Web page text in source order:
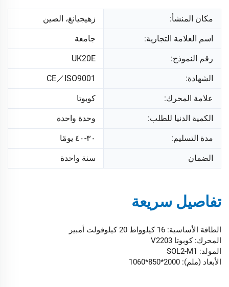
مكان المنشأ: زهيجيانغ، الصين
اسم العلامة التجارية: جامعة
رقم النموذج: UK20E
الشهادة: CE／ISO9001
علامة المحرك: كوبوتا
الكمية الدنيا للطلب: وحدة واحدة
مدة التسليم: ٣٠-٤٠ يومًا
الضمان سنة واحدة
تفاصيل سريعة
الطاقة الأساسية: 16 كيلوواط 20 كيلوفولت أمبير
المحرك: كوبوتا V2203
المولد: SOL2-M1
الأبعاد (ملم): 2000*850*1060